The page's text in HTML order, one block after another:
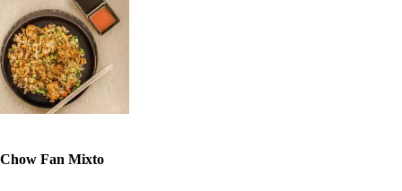
Chow Fan Mixto